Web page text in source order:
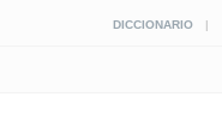
DICCIONARIO